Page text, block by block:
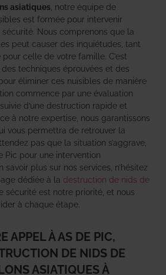
asiatiques , notre équipe de
est formée pour intervenir
Nous comprenons que la
peut causer des inquiétudes, tant
celle de votre famille. C’est
techniques éprouvées et des
éliminer ces nuisibles de manière
commence par une évaluation
d’une destruction rapide et
à notre expertise, nous garantissons
vous permettra de retrouver la
pas que la situation s’aggrave,
Pic pour une intervention
savoir plus sur nos services, n’hésitez
dédiée à la destruction de nids de
sécurité est notre priorité, et nous
à chaque étape.
APPEL À AS DE PIC,
DE NIDS DE
ASIATIQUES À